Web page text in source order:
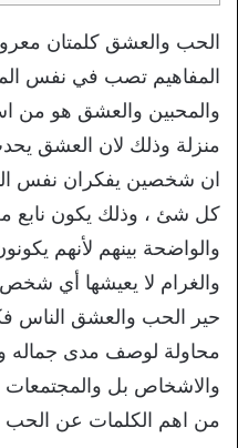
الحب والعشق كلمتان
المفاهيم تصب في نفس
والمحبين والعشق هو من
منزلة وذلك لان العشق
ان شخصين يفكران نفس
كل شئ ، وذلك يكون نابع
والواضحة بينهم لأنهم
والغرام لا يعيشها أي
حير الحب والعشق الناس
محاولة لوصف مدى جماله
والاشخاص بل
من اهم الكلمات عن الحب